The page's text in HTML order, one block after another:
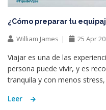
¿Cómo preparar tu
William James 25 Apr
Viajar es una de las
persona puede vivir, y es
tranquila y con menos stress,
Leer